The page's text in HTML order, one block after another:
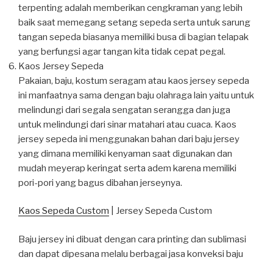
terpenting adalah memberikan cengkraman yang lebih
baik saat memegang setang sepeda serta untuk sarung
tangan sepeda biasanya memiliki busa di bagian telapak
yang berfungsi agar tangan kita tidak cepat pegal.
Kaos Jersey Sepeda
Pakaian, baju, kostum seragam atau kaos jersey sepeda
ini manfaatnya sama dengan baju olahraga lain yaitu untuk
melindungi dari segala sengatan serangga dan juga
untuk melindungi dari sinar matahari atau cuaca. Kaos
jersey sepeda ini menggunakan bahan dari baju jersey
yang dimana memiliki kenyaman saat digunakan dan
mudah meyerap keringat serta adem karena memiliki
pori-pori yang bagus dibahan jerseynya.
Kaos Sepeda Custom | Jersey Sepeda Custom
Baju jersey ini dibuat dengan cara printing dan sublimasi
dan dapat dipesana melalu berbagai jasa konveksi baju